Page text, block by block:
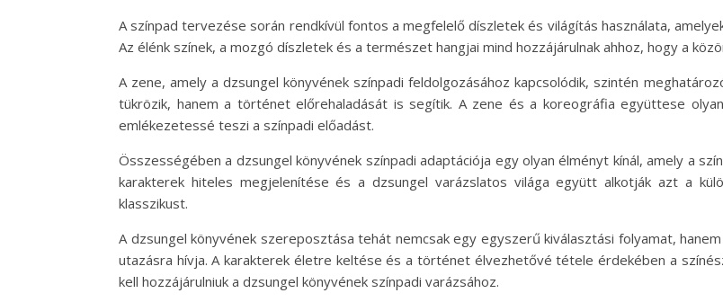
A színpad tervezése során rendkívül fontos a megfelelő díszletek és világítás használata,
Az élénk színek, a mozgó díszletek és a természet hangjai mind hozzájárulnak ahhoz, hogy a
A zene, amely a dzsungel könyvének színpadi feldolgozásához kapcsolódik, szintén
tükrözik, hanem a történet előrehaladását is segítik. A zene és a koreográfia együttese
emlékezetessé teszi a színpadi előadást.
Összességében a dzsungel könyvének színpadi adaptációja egy olyan élményt kínál, amely a
karakterek hiteles megjelenítése és a dzsungel varázslatos világa együtt alkotják azt a
klasszikust.
A dzsungel könyvének szereposztása tehát nemcsak egy egyszerű kiválasztási folyamat,
utazásra hívja. A karakterek életre keltése és a történet élvezhetővé tétele érdekében a
kell hozzájárulniuk a dzsungel könyvének színpadi varázsához.